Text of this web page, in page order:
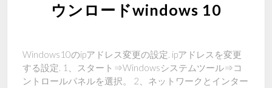
ウンロードwindows 10
Windows10のipアドレス変更の設定. ipアドレスを変更
する設定. 1、スタート⇒Windowsシステムツール⇒コ
ントロールパネルを選択。 2、ネットワークとインター